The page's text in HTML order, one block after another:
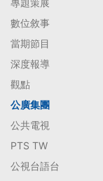
數位敘事
當期節目
深度報導
觀點
公廣集團
公共電視
PTS TW
公視台語台